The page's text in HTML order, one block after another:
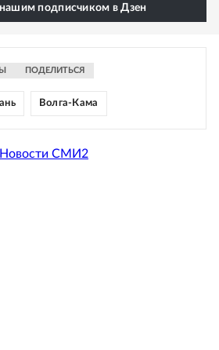
нашим подписчиком в Дзен
ПОДЕЛИТЬСЯ
Волга-Кама
Новости СМИ2